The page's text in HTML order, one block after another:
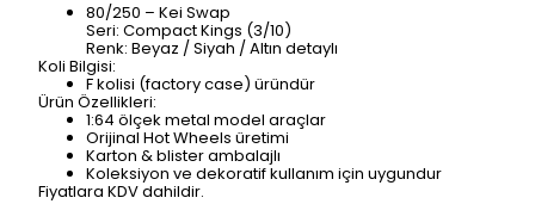
80/250 – Kei Swap
Seri: Compact Kings (3/10)
Renk: Beyaz / Siyah / Altın detaylı
Koli Bilgisi:
F kolisi (factory case) üründür
Ürün Özellikleri:
1:64 ölçek metal model araçlar
Orijinal Hot Wheels üretimi
Karton & blister ambalajlı
Koleksiyon ve dekoratif kullanım için uygundur
Fiyatlara KDV dahildir.